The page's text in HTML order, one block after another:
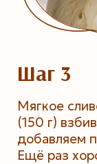
Шаг 3
Мягкое
(150 г)
добавляем
Ещё раз